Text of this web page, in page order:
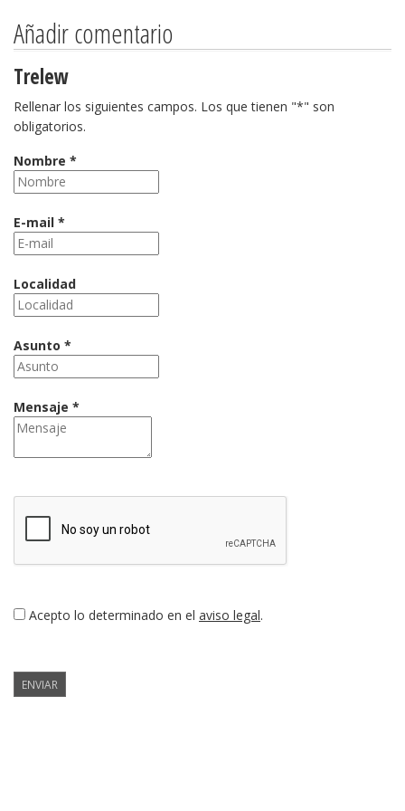
Añadir comentario
Trelew
Rellenar los siguientes campos. Los que tienen "*" son
obligatorios.
Nombre *
E-mail *
Localidad
Asunto *
Mensaje *
Acepto lo determinado en el aviso legal.
ENVIAR